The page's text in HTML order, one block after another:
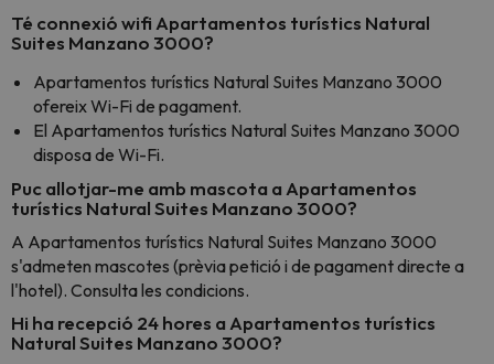
Té connexió wifi Apartamentos turístics Natural
Suites Manzano 3000?
Apartamentos turístics Natural Suites Manzano 3000
ofereix Wi-Fi de pagament.
El Apartamentos turístics Natural Suites Manzano 3000
disposa de Wi-Fi.
Puc allotjar-me amb mascota a Apartamentos
turístics Natural Suites Manzano 3000?
A Apartamentos turístics Natural Suites Manzano 3000
s'admeten mascotes (prèvia petició i de pagament directe a
l'hotel). Consulta les condicions.
Hi ha recepció 24 hores a Apartamentos turístics
Natural Suites Manzano 3000?